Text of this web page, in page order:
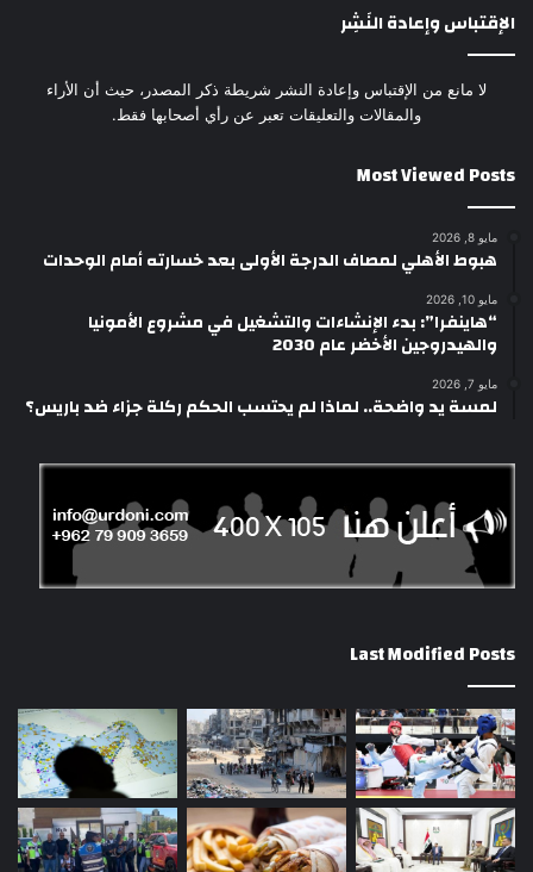
الإقتباس وإعادة النَشِر
لا مانع من الإقتباس وإعادة النشر شريطة ذكر المصدر، حيث أن الأراء
والمقالات والتعليقات تعبر عن رأي أصحابها فقط.
Most Viewed Posts
مايو 8, 2026
هبوط الأهلي لمصاف الدرجة الأولى بعد خسارته أمام الوحدات
مايو 10, 2026
“هاينفرا”: بدء الإنشاءات والتشغيل في مشروع الأمونيا
والهيدروجين الأخضر عام 2030
مايو 7, 2026
لمسة يد واضحة.. لماذا لم يحتسب الحكم ركلة جزاء ضد باريس؟
Last Modified Posts